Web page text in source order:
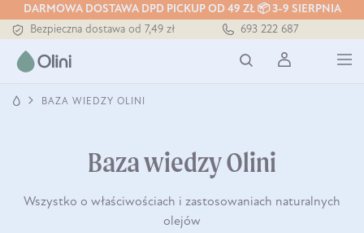
DARMOWA DOSTAWA DPD PICKUP OD 49 ZŁ 📦 3-9 SIERPNIA
Bezpieczna dostawa od 7,49 zł
Darmowa dostawa od 199 zł
Tłoczony zawsze na zimno
693 222 687
BAZA WIEDZY OLINI
Baza wiedzy Olini
Wszystko o właściwościach i zastosowaniach naturalnych
olejów